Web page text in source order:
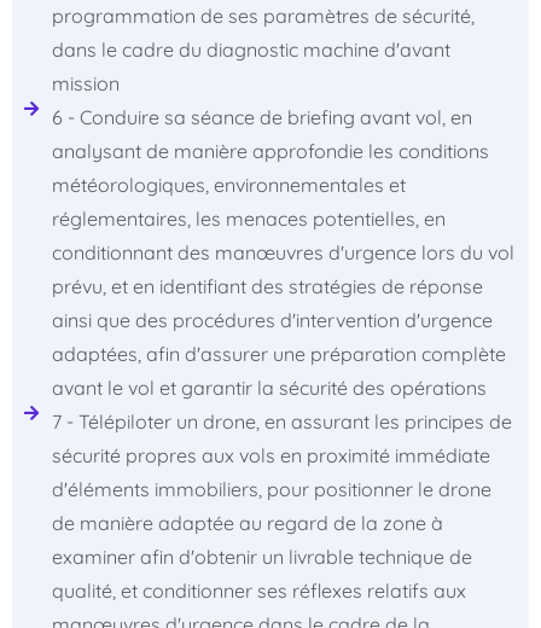
programmation de ses paramètres de sécurité,
dans le cadre du diagnostic machine d'avant
mission
6 - Conduire sa séance de briefing avant vol, en
analysant de manière approfondie les conditions
météorologiques, environnementales et
réglementaires, les menaces potentielles, en
conditionnant des manœuvres d'urgence lors du vol
prévu, et en identifiant des stratégies de réponse
ainsi que des procédures d'intervention d'urgence
adaptées, afin d'assurer une préparation complète
avant le vol et garantir la sécurité des opérations
7 - Télépiloter un drone, en assurant les principes de
sécurité propres aux vols en proximité immédiate
d'éléments immobiliers, pour positionner le drone
de manière adaptée au regard de la zone à
examiner afin d'obtenir un livrable technique de
qualité, et conditionner ses réflexes relatifs aux